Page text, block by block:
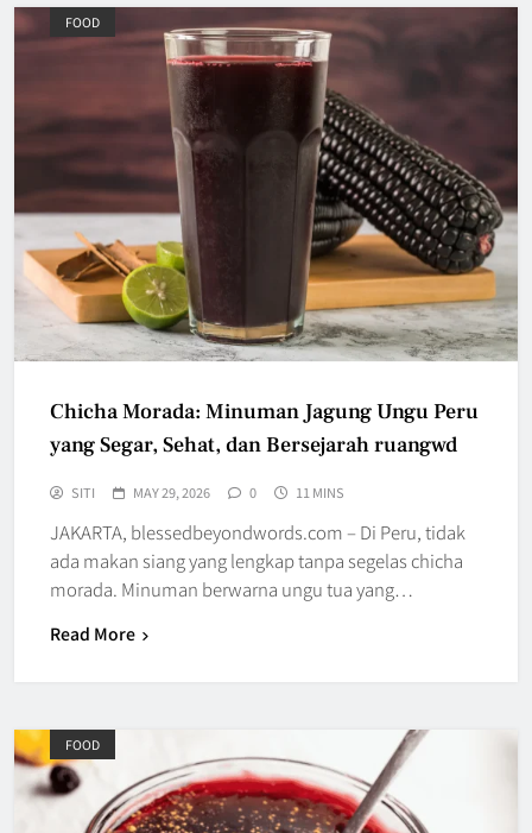
FOOD
Chicha Morada: Minuman Jagung Ungu Peru
yang Segar, Sehat, dan Bersejarah ruangwd
SITI MAY 29, 2026 0 11 MINS
JAKARTA, blessedbeyondwords.com – Di Peru, tidak
ada makan siang yang lengkap tanpa segelas chicha
morada. Minuman berwarna ungu tua yang…
Read More
FOOD